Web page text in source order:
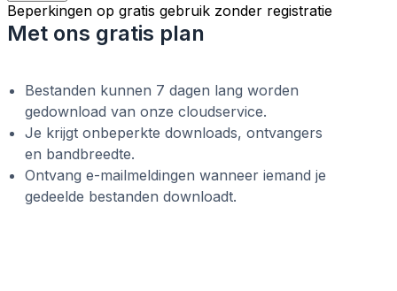
Beperkingen op gratis gebruik zonder registratie
Met ons gratis plan
Bestanden kunnen 7 dagen lang worden
gedownload van onze cloudservice.
Je krijgt onbeperkte downloads, ontvangers
en bandbreedte.
Ontvang e-mailmeldingen wanneer iemand je
gedeelde bestanden downloadt.